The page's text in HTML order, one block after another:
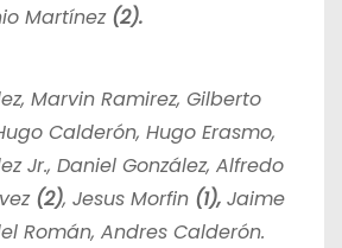
Martínez (2).
Marvin Ramirez, Gilberto
Calderón, Hugo Erasmo,
Jr., Daniel González, Alfredo
(2), Jesus Morfin (1),Jaime
Román, Andres Calderón.